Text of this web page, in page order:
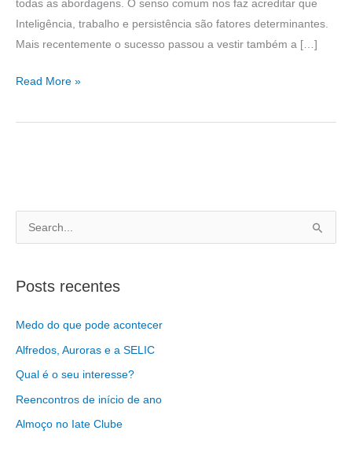
todas as abordagens. O senso comum nos faz acreditar que
Inteligência, trabalho e persistência são fatores determinantes.
Mais recentemente o sucesso passou a vestir também a […]
Read More »
u
r
p
Posts recentes
Medo do que pode acontecer
Alfredos, Auroras e a SELIC
Qual é o seu interesse?
Reencontros de início de ano
Almoço no Iate Clube